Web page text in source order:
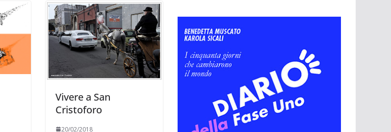
Vivere a San
Cristoforo
20/02/2018